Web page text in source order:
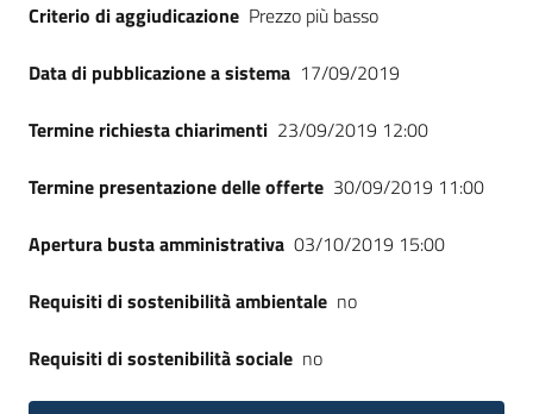
Criterio di aggiudicazione Prezzo più basso
Data di pubblicazione a sistema 17/09/2019
Termine richiesta chiarimenti 23/09/2019 12:00
Termine presentazione delle offerte 30/09/2019 11:00
Apertura busta amministrativa 03/10/2019 15:00
Requisiti di sostenibilità ambientale no
Requisiti di sostenibilità sociale no